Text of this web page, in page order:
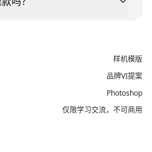
样机模版
品牌VI提案
Photoshop
仅限学习交流，不可商用